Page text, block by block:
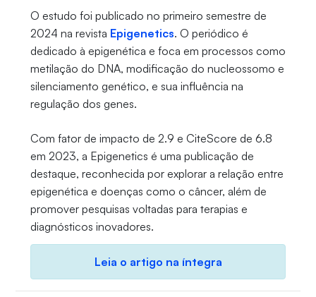
O estudo foi publicado no primeiro semestre de
2024 na revista Epigenetics. O periódico é
dedicado à epigenética e foca em processos como
metilação do DNA, modificação do nucleossomo e
silenciamento genético, e sua influência na
regulação dos genes.
Com fator de impacto de 2.9 e CiteScore de 6.8
em 2023, a Epigenetics é uma publicação de
destaque, reconhecida por explorar a relação entre
epigenética e doenças como o câncer, além de
promover pesquisas voltadas para terapias e
diagnósticos inovadores.
Leia o artigo na íntegra